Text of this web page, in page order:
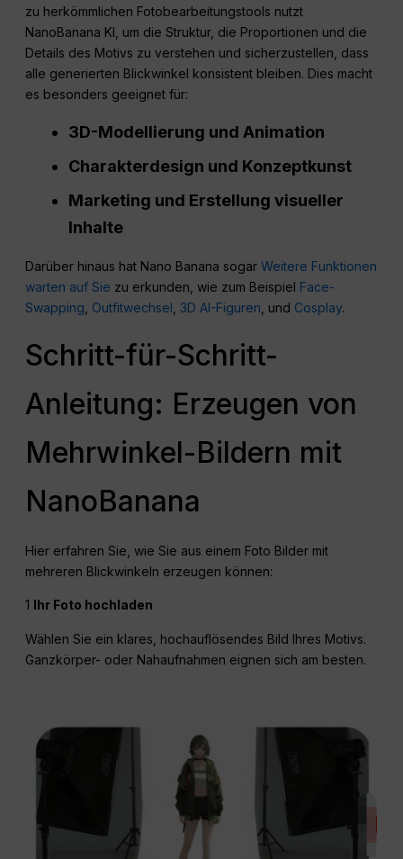
zu herkömmlichen Fotobearbeitungstools nutzt
NanoBanana KI, um die Struktur, die Proportionen und die
Details des Motivs zu verstehen und sicherzustellen, dass
alle generierten Blickwinkel konsistent bleiben. Dies macht
es besonders geeignet für:
3D-Modellierung und Animation
Charakterdesign und Konzeptkunst
Marketing und Erstellung visueller
Inhalte
Darüber hinaus hat Nano Banana sogarWeitere Funktionen
warten auf Sie zu erkunden, wie zum Beispiel Face-
Swapping, Outfitwechsel , 3D AI-Figuren, und Cosplay.
Schritt-für-Schritt-
Anleitung: Erzeugen von
Mehrwinkel-Bildern mit
NanoBanana
Hier erfahren Sie, wie Sie aus einem Foto Bilder mit
mehreren Blickwinkeln erzeugen können:
1 Ihr Foto hochladen
Wählen Sie ein klares, hochauflösendes Bild Ihres Motivs.
Ganzkörper- oder Nahaufnahmen eignen sich am besten.